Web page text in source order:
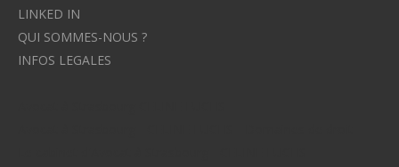
LINKED IN
QUI SOMMES-NOUS ?
INFOS LEGALES